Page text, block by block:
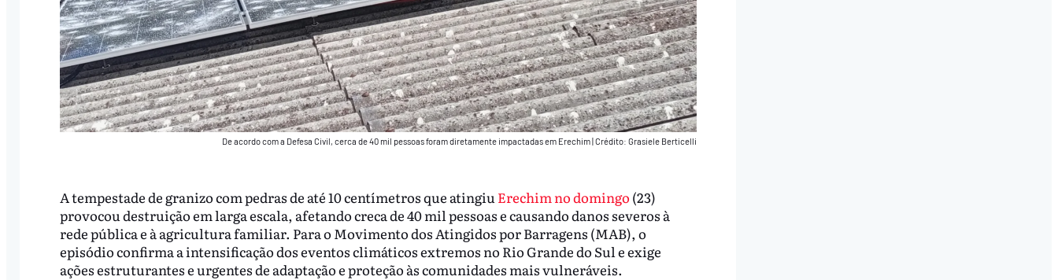
De acordo com a Defesa Civil, cerca de 40 mil pessoas foram diretamente impactadas em Erechim Crédito: Grasiele Berticelli
A tempestade de granizo com pedras de até 10 centímetros que atingiu Erechim no domingo (23)
provocou destruição em larga escala, afetando creca de 40 mil pessoas e causando danos severos à
rede pública e à agricultura familiar. Para o Movimento dos Atingidos por Barragens (MAB), o
episódio confirma a intensificação dos eventos climáticos extremos no Rio Grande do Sul e exige
ações estruturantes e urgentes de adaptação e proteção às comunidades mais vulneráveis.